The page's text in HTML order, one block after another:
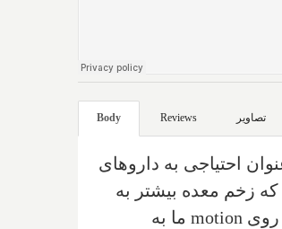
Body Reviews تصاویر
احتیاجی به داروهای
زخم‌ معده بیشتر به
روی motion ما به